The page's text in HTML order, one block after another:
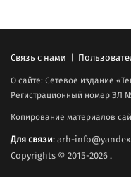
Связь с нами |
О сайте: Сетевое издание
Регистрационный номер ЭЛ
Копирование материалов
Для связи: arh-
Copyrights © 2015-2026.